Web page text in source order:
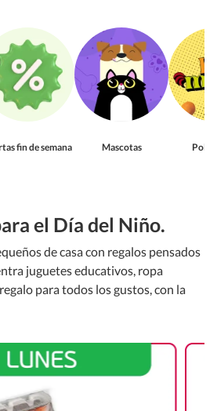
fin de semana Mascotas
el Día del Niño.
de casa con regalos pensados
juguetes educativos, ropa
para todos los gustos, con la